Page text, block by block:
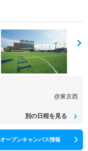
@東京西
別の日程を見る
オープンキャンパス情報